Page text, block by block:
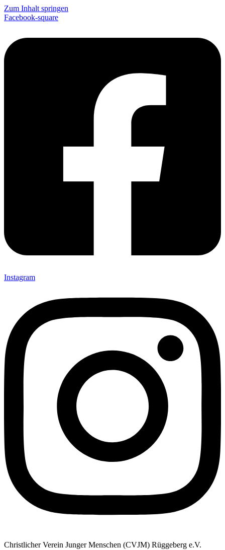
Zum Inhalt springen
Facebook-square
Instagram
Christlicher Verein Junger Menschen (CVJM) Rüggeberg e.V.